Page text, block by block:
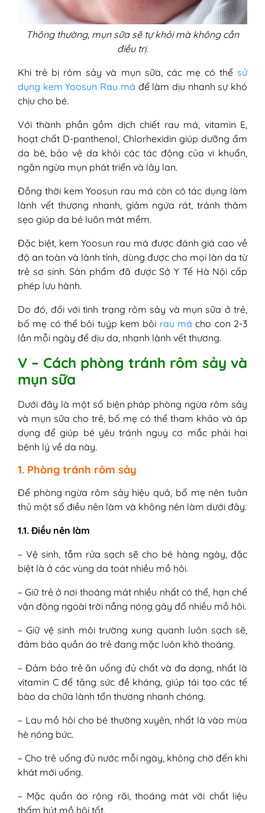
Thông thường, mụn sữa sẽ tự khỏi mà không cần
điều trị.
Khi trẻ bị rôm sảy và mụn sữa, các mẹ có thể sử
dụng kem Yoosun Rau má để làm dịu nhanh sự khó
chịu cho bé.
Với thành phần gồm dịch chiết rau má, vitamin E,
hoạt chất D-panthenol, Chlorhexidin giúp dưỡng ẩm
da bé, bảo vệ da khỏi các tác động của vi khuẩn,
ngăn ngừa mụn phát triển và lây lan.
Đồng thời kem Yoosun rau má còn có tác dụng làm
lành vết thương nhanh, giảm ngứa rát, tránh thâm
sẹo giúp da bé luôn mát mềm.
Đặc biệt, kem Yoosun rau má được đánh giá cao về
độ an toàn và lành tính, dùng được cho mọi làn da từ
trẻ sơ sinh. Sản phẩm đã được Sở Y Tế Hà Nội cấp
phép lưu hành.
Do đó, đối với tình trạng rôm sảy và mụn sữa ở trẻ,
bố mẹ có thể bôi tuýp kem bôi rau má cho con 2-3
lần mỗi ngày để dịu da, nhanh lành vết thương.
V – Cách phòng tránh rôm sảy và
mụn sữa
Dưới đây là một số biện pháp phòng ngừa rôm sảy
và mụn sữa cho trẻ, bố mẹ có thể tham khảo và áp
dụng để giúp bé yêu tránh nguy cơ mắc phải hai
bệnh lý về da này.
1. Phòng tránh rôm sảy
Để phòng ngừa rôm sảy hiệu quả, bố mẹ nên tuân
thủ một số điều nên làm và không nên làm dưới đây:
1.1. Điều nên làm
– Vệ sinh, tắm rửa sạch sẽ cho bé hàng ngày, đặc
biệt là ở các vùng da toát nhiều mồ hôi.
– Giữ trẻ ở nơi thoáng mát nhiều nhất có thể, hạn chế
vận động ngoài trời nắng nóng gây đổ nhiều mồ hôi.
– Giữ vệ sinh môi trường xung quanh luôn sạch sẽ,
đảm bảo quần áo trẻ đang mặc luôn khô thoáng.
– Đảm bảo trẻ ăn uống đủ chất và đa dạng, nhất là
vitamin C để tăng sức đề kháng, giúp tái tạo các tế
bào da chữa lành tổn thương nhanh chóng.
– Lau mồ hôi cho bé thường xuyên, nhất là vào mùa
hè nóng bức.
– Cho trẻ uống đủ nước mỗi ngày, không chờ đến khi
khát mới uống.
– Mặc quần áo rộng rãi, thoáng mát với chất liệu
thấm hút mồ hôi tốt.